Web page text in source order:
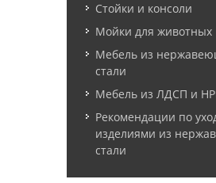
Стойки и консоли
Мойки для животных
Мебель из
стали
Мебель из ЛДСП и
Рекомендации по
изделиями из
стали